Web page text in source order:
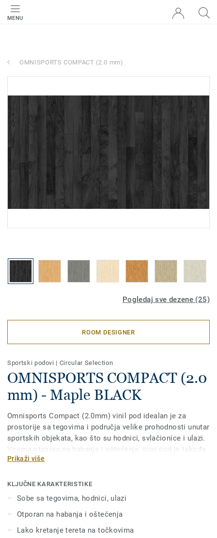
MENU
OMNISPORTS COMPACT (2.0 mm)
Pogledaj sve dezene (25)
ROOM DESIGNER
Sportski podovi | Circular Selection
OMNISPORTS COMPACT (2.0
mm) - Maple BLACK
Omnisports Compact (2.0mm) vinil pod idealan je za
prostorije sa tegovima i područja velike prohodnosti unutar
sportskih objekata, kao što su hodnici, svlačionice i ulazi.
Veoma otporan na habanja i oštećenja, ovaj pod je takođe
pogodan za ustanove gde često cirkuliše teret na
XP površinskom zaštitom radi dodatne izdržljivosti i
ekonomičnog održavanja.
Prikaži više
KLJUČNE KARAKTERISTIKE
Sobe sa tegovima, hodnici, ulazi
Otporan na habanja i oštećenja
Lako kretanje tereta na točkovima